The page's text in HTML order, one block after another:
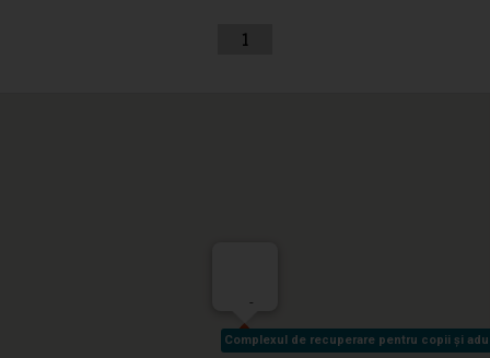
1
Complexul de recuperare pentru copii și
Complexul de recuperare pentru copii și
-